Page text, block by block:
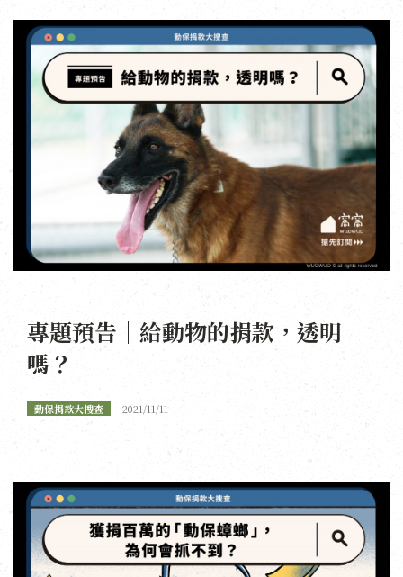
專題預告｜給動物的捐款，透明
嗎？
動保捐款大搜查 2021/11/11